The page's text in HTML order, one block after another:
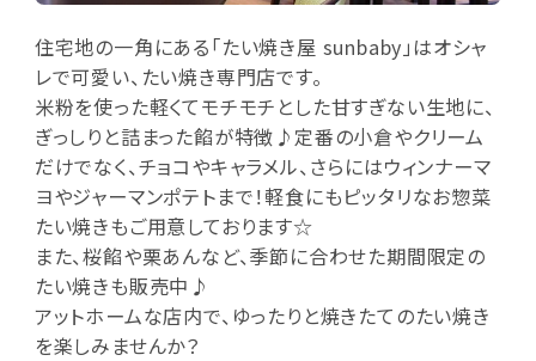
住宅地の一角にある「たい焼き屋 sunbaby」はオシャ
レで可愛い、たい焼き専門店です。
米粉を使った軽くてモチモチとした甘すぎない生地に、
ぎっしりと詰まった餡が特徴♪定番の小倉やクリーム
だけでなく、チョコやキャラメル、さらにはウィンナーマ
ヨやジャーマンポテトまで！軽食にもピッタリなお惣菜
たい焼きもご用意しております☆
また、桜餡や栗あんなど、季節に合わせた期間限定の
たい焼きも販売中♪
アットホームな店内で、ゆったりと焼きたてのたい焼き
を楽しみませんか？